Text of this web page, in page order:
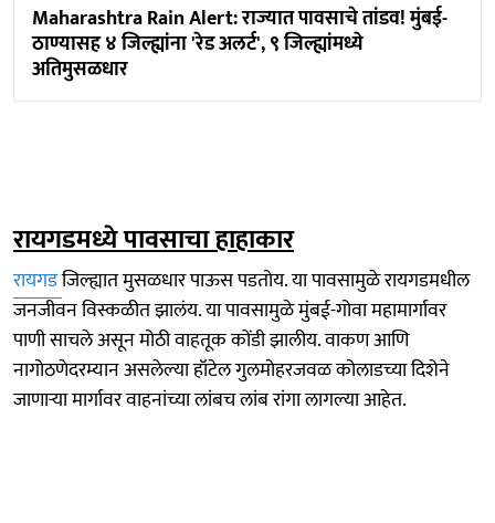
Maharashtra Rain Alert: राज्यात पावसाचे तांडव! मुंबई-
ठाण्यासह ४ जिल्ह्यांना 'रेड अलर्ट', ९ जिल्ह्यांमध्ये
अतिमुसळधार
रायगडमध्ये पावसाचा हाहाकार
रायगडजिल्ह्यात मुसळधार पाऊस पडतोय. या पावसामुळे रायगडमधील
जनजीवन विस्कळीत झालंय. या पावसामुळे मुंबई-गोवा महामार्गावर
पाणी साचले असून मोठी वाहतूक कोंडी झालीय. वाकण आणि
नागोठणेदरम्यान असलेल्या हॉटेल गुलमोहरजवळ कोलाडच्या दिशेने
जाणाऱ्या मार्गावर वाहनांच्या लांबच लांब रांगा लागल्या आहेत.